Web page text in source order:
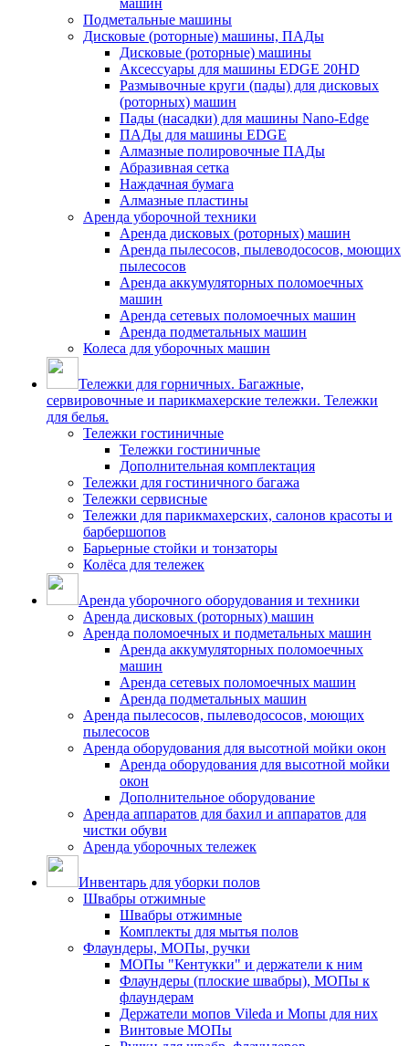
машин
Подметальные машины
Дисковые (роторные) машины, ПАДы
Дисковые (роторные) машины
Аксессуары для машины EDGE 20HD
Размывочные круги (пады) для дисковых
(роторных) машин
Пады (насадки) для машины Nano-Edge
ПАДы для машины EDGE
Алмазные полировочные ПАДы
Абразивная сетка
Наждачная бумага
Алмазные пластины
Аренда уборочной техники
Аренда дисковых (роторных) машин
Аренда пылесосов, пылеводососов, моющих
пылесосов
Аренда аккумуляторных поломоечных
машин
Аренда сетевых поломоечных машин
Аренда подметальных машин
Колеса для уборочных машин
Тележки для горничных. Багажные,
сервировочные и парикмахерские тележки. Тележки
для белья.
Тележки гостиничные
Тележки гостиничные
Дополнительная комплектация
Тележки для гостиничного багажа
Тележки сервисные
Тележки для парикмахерских, салонов красоты и
барбершопов
Барьерные стойки и тонзаторы
Колёса для тележек
Аренда уборочного оборудования и техники
Аренда дисковых (роторных) машин
Аренда поломоечных и подметальных машин
Аренда аккумуляторных поломоечных
машин
Аренда сетевых поломоечных машин
Аренда подметальных машин
Аренда пылесосов, пылеводососов, моющих
пылесосов
Аренда оборудования для высотной мойки окон
Аренда оборудования для высотной мойки
окон
Дополнительное оборудование
Аренда аппаратов для бахил и аппаратов для
чистки обуви
Аренда уборочных тележек
Инвентарь для уборки полов
Швабры отжимные
Швабры отжимные
Комплекты для мытья полов
Флаундеры, МОПы, ручки
МОПы "Кентукки" и держатели к ним
Флаундеры (плоские швабры), МОПы к
флаундерам
Держатели мопов Vileda и Мопы для них
Винтовые МОПы